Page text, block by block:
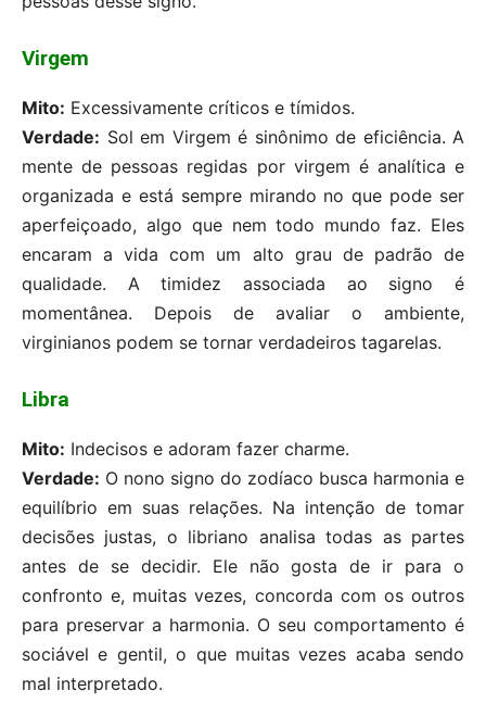
Virgem
Mito: Excessivamente críticos e tímidos.
Verdade: Sol em Virgem é sinônimo de eficiência. A
mente de pessoas regidas por virgem é analítica e
organizada e está sempre mirando no que pode ser
aperfeiçoado, algo que nem todo mundo faz. Eles
encaram a vida com um alto grau de padrão de
qualidade. A timidez associada ao signo é
momentânea. Depois de avaliar o ambiente,
virginianos podem se tornar verdadeiros tagarelas.
Libra
Mito: Indecisos e adoram fazer charme.
Verdade: O nono signo do zodíaco busca harmonia e
equilíbrio em suas relações. Na intenção de tomar
decisões justas, o libriano analisa todas as partes
antes de se decidir. Ele não gosta de ir para o
confronto e, muitas vezes, concorda com os outros
para preservar a harmonia. O seu comportamento é
sociável e gentil, o que muitas vezes acaba sendo
mal interpretado.